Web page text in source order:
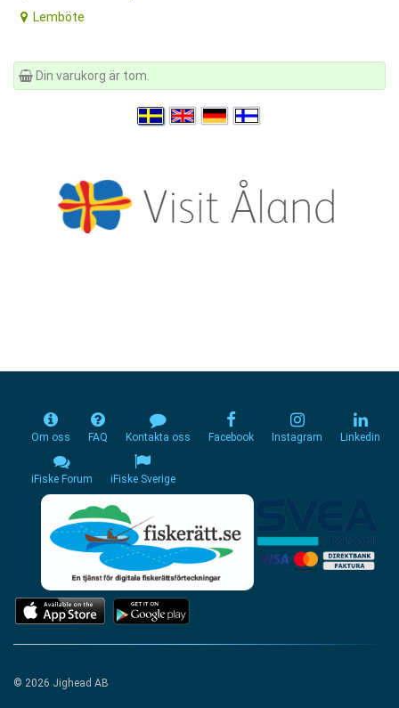
Lemböte
Din varukorg är tom.
Om oss FAQ Kontakta oss Facebook Instagram Linkedin
iFiske Forum iFiske Sverige
© 2026 Jighead AB